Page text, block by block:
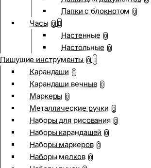
Папки с блокнотом 0
Часы 0
Настенные 0
Настольные 0
Пишущие инструменты 0
Карандаши 0
Карандаши вечные 0
Маркеры 0
Металлические ручки 0
Наборы для рисования 0
Наборы карандашей 0
Наборы маркеров 0
Наборы мелков 0